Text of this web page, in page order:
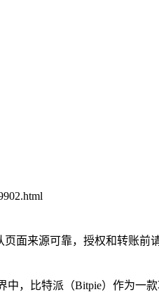
面来源可靠，授权和转账前
，比特派（Bitpie）作为一